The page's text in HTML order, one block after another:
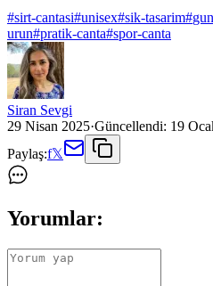
#sirt-cantasi#unisex#sik-tasarim#
urun#pratik-canta#spor-canta
Siran Sevgi
29 Nisan 2025·Güncellendi: 19
Paylaş:f𝕏
Yorumlar: